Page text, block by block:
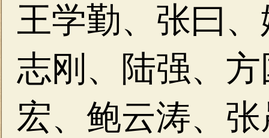
王学勤、张曰、
志刚、
陆强、
宏、鲍云涛、